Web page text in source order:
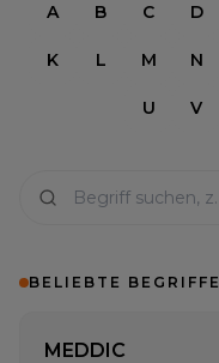
A B C D
K L M N
U V
BELIEBTE BEGRIFFE
MEDDIC